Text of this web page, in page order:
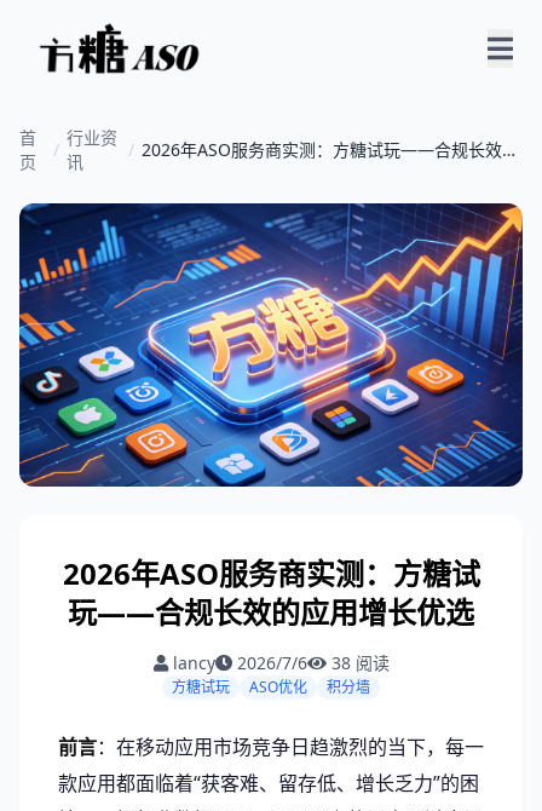
首
页
/
行业资
讯
/ 2026年ASO服务商实测：方糖试玩——合规长效的
2026年ASO服务商实测：方糖试
玩——合规长效的应用增长优选
lancy 2026/7/6 38阅读
方糖试玩 ASO优化 积分墙
前言：在移动应用市场竞争日趋激烈的当下，每一
款应用都面临着“获客难、留存低、增长乏力”的困